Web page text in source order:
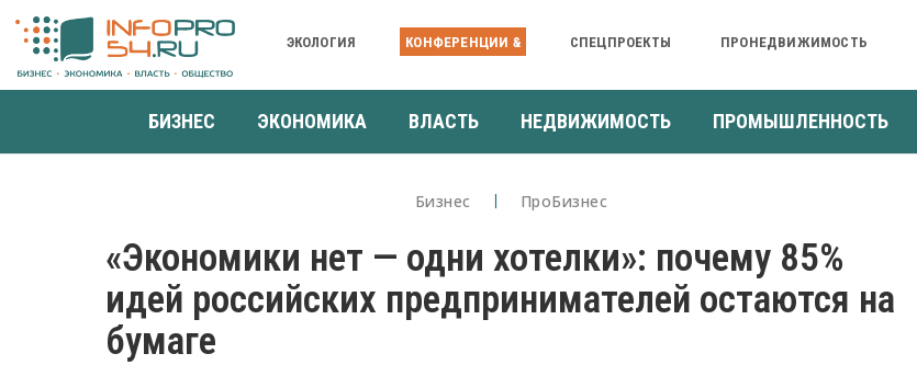
ЭКОЛОГИЯ КОНФЕРЕНЦИИ & СПЕЦПРОЕКТЫ ПРОНЕДВИЖИМОСТЬ
БИЗНЕС ЭКОНОМИКА ВЛАСТЬ НЕДВИЖИМОСТЬ ПРОМЫШЛЕННОСТЬ
Бизнес ПроБизнес
«Экономики нет — одни хотелки»: почему 85%
идей российских предпринимателей остаются на
бумаге